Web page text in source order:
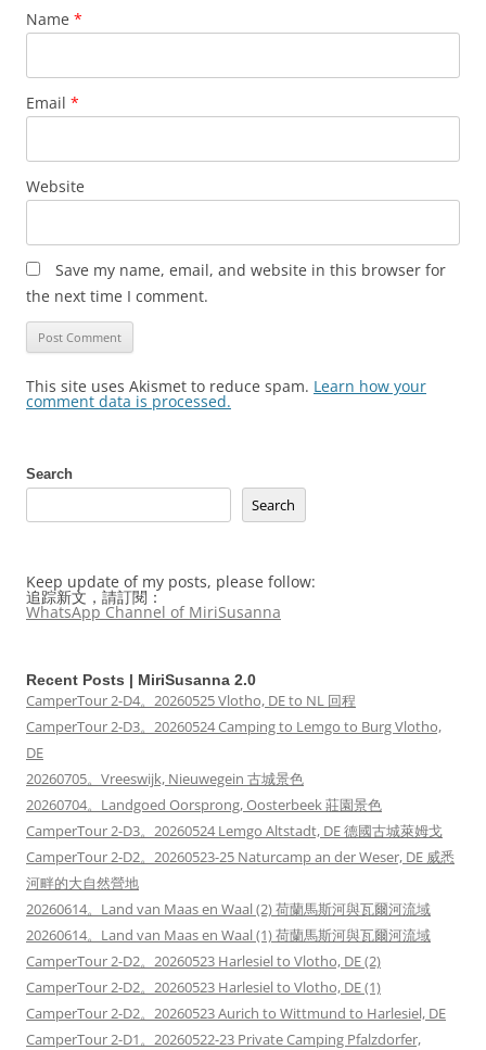
Name *
Email *
Website
Save my name, email, and website in this browser for
the next time I comment.
This site uses Akismet to reduce spam. Learn how your
comment data is processed.
Search
Search
Keep update of my posts, please follow:
追踪新文，請訂閱：
WhatsApp Channel of MiriSusanna
Recent Posts | MiriSusanna 2.0
CamperTour 2-D4。20260525 Vlotho, DE to NL 回程
CamperTour 2-D3。20260524 Camping to Lemgo to Burg Vlotho,
DE
20260705。Vreeswijk, Nieuwegein 古城景色
20260704。Landgoed Oorsprong, Oosterbeek 莊園景色
CamperTour 2-D3。20260524 Lemgo Altstadt, DE 德國古城萊姆戈
CamperTour 2-D2。20260523-25 Naturcamp an der Weser, DE 威悉
河畔的大自然營地
20260614。Land van Maas en Waal (2) 荷蘭馬斯河與瓦爾河流域
20260614。Land van Maas en Waal (1) 荷蘭馬斯河與瓦爾河流域
CamperTour 2-D2。20260523 Harlesiel to Vlotho, DE (2)
CamperTour 2-D2。20260523 Harlesiel to Vlotho, DE (1)
CamperTour 2-D2。20260523 Aurich to Wittmund to Harlesiel, DE
CamperTour 2-D1。20260522-23 Private Camping Pfalzdorfer,